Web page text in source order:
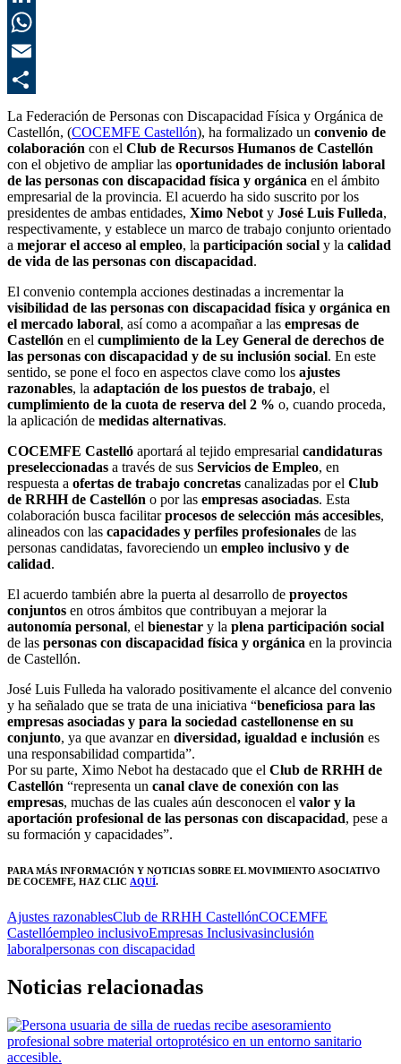
La Federación de Personas con Discapacidad Física y Orgánica de
Castellón, (COCEMFE Castellón), ha formalizado un convenio de
colaboración con el Club de Recursos Humanos de Castellón
con el objetivo de ampliar las oportunidades de inclusión laboral
de las personas con discapacidad física y orgánica en el ámbito
empresarial de la provincia. El acuerdo ha sido suscrito por los
presidentes de ambas entidades, Ximo Nebot y José Luis Fulleda,
respectivamente, y establece un marco de trabajo conjunto orientado
a mejorar el acceso al empleo, la participación social y la calidad
de vida de las personas con discapacidad.
El convenio contempla acciones destinadas a incrementar la
visibilidad de las personas con discapacidad física y orgánica en
el mercado laboral, así como a acompañar a las empresas de
Castellón en el cumplimiento de la Ley General de derechos de
las personas con discapacidad y de su inclusión social. En este
sentido, se pone el foco en aspectos clave como los ajustes
razonables, la adaptación de los puestos de trabajo, el
cumplimiento de la cuota de reserva del 2 % o, cuando proceda,
la aplicación de medidas alternativas.
COCEMFE Castelló aportará al tejido empresarial candidaturas
preseleccionadas a través de sus Servicios de Empleo, en
respuesta a ofertas de trabajo concretas canalizadas por el Club
de RRHH de Castellón o por las empresas asociadas. Esta
colaboración busca facilitarprocesos de selección más accesibles,
alineados con las capacidades y perfiles profesionales de las
personas candidatas, favoreciendo un empleo inclusivo y de
calidad.
El acuerdo también abre la puerta al desarrollo de proyectos
conjuntos en otros ámbitos que contribuyan a mejorar la
autonomía personal, el bienestar y la plena participación social
de las personas con discapacidad física y orgánica en la provincia
de Castellón.
José Luis Fulleda ha valorado positivamente el alcance del convenio
y ha señalado que se trata de una iniciativa “beneficiosa para las
empresas asociadas y para la sociedad castellonense en su
conjunto, ya que avanzar en diversidad, igualdad e inclusión es
una responsabilidad compartida”.
Por su parte, Ximo Nebot ha destacado que el Club de RRHH de
Castellón “representa un canal clave de conexión con las
empresas, muchas de las cuales aún desconocen el valor y la
aportación profesional de las personas con discapacidad, pese a
su formación y capacidades”.
PARA MÁS INFORMACIÓN Y NOTICIAS SOBRE EL MOVIMIENTO ASOCIATIVO
DE COCEMFE, HAZ CLIC AQUÍ.
Ajustes razonablesClub de RRHH CastellónCOCEMFE
Castellóempleo inclusivoEmpresas Inclusivasinclusión
laboralpersonas con discapacidad
Noticias relacionadas